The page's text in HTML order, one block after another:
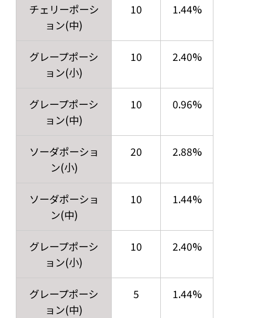
チェリーポーシ
ョン(中)
10 1.44%
グレープポーシ
ョン(小)
10 2.40%
グレープポーシ
ョン(中)
10 0.96%
ソーダポーショ
ン(小)
20 2.88%
ソーダポーショ
ン(中)
10 1.44%
グレープポーシ
ョン(小)
10 2.40%
グレープポーシ
ョン(中)
5 1.44%